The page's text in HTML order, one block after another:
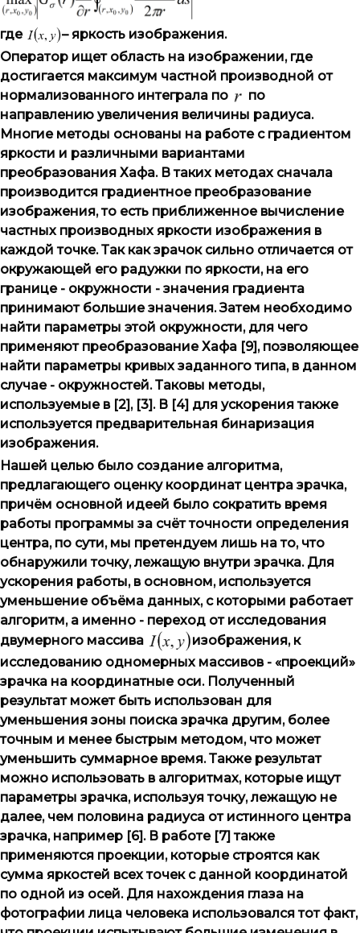
где
– яркость изображения.
Оператор ищет область на изображении, где
достигается максимум частной производной от
нормализованного интеграла по
по
направлению увеличения величины радиуса.
Многие методы основаны на работе с градиентом
яркости и различными вариантами
преобразования Хафа. В таких методах сначала
производится градиентное преобразование
изображения, то есть приближенное вычисление
частных производных яркости изображения в
каждой точке. Так как зрачок сильно отличается от
окружающей его радужки по яркости, на его
границе - окружности - значения градиента
принимают большие значения. Затем необходимо
найти параметры этой окружности, для чего
применяют преобразование Хафа [9], позволяющее
найти параметры кривых заданного типа, в данном
случае - окружностей. Таковы методы,
используемые в [2], [3]. В [4] для ускорения также
используется предварительная бинаризация
изображения.
Нашей целью было создание алгоритма,
предлагающего оценку координат центра зрачка,
причём основной идеей было сократить время
работы программы за счёт точности определения
центра, по сути, мы претендуем лишь на то, что
обнаружили точку, лежащую внутри зрачка. Для
ускорения работы, в основном, используется
уменьшение объёма данных, с которыми работает
алгоритм, а именно - переход от исследования
двумерного массива
изображения, к
исследованию одномерных массивов - «проекций»
зрачка на координатные оси. Полученный
результат может быть использован для
уменьшения зоны поиска зрачка другим, более
точным и менее быстрым методом, что может
уменьшить суммарное время. Также результат
можно использовать в алгоритмах, которые ищут
параметры зрачка, используя точку, лежащую не
далее, чем половина радиуса от истинного центра
зрачка, например [6]. В работе [7] также
применяются проекции, которые строятся как
сумма яркостей всех точек с данной координатой
по одной из осей. Для нахождения глаза на
фотографии лица человека использовался тот факт,